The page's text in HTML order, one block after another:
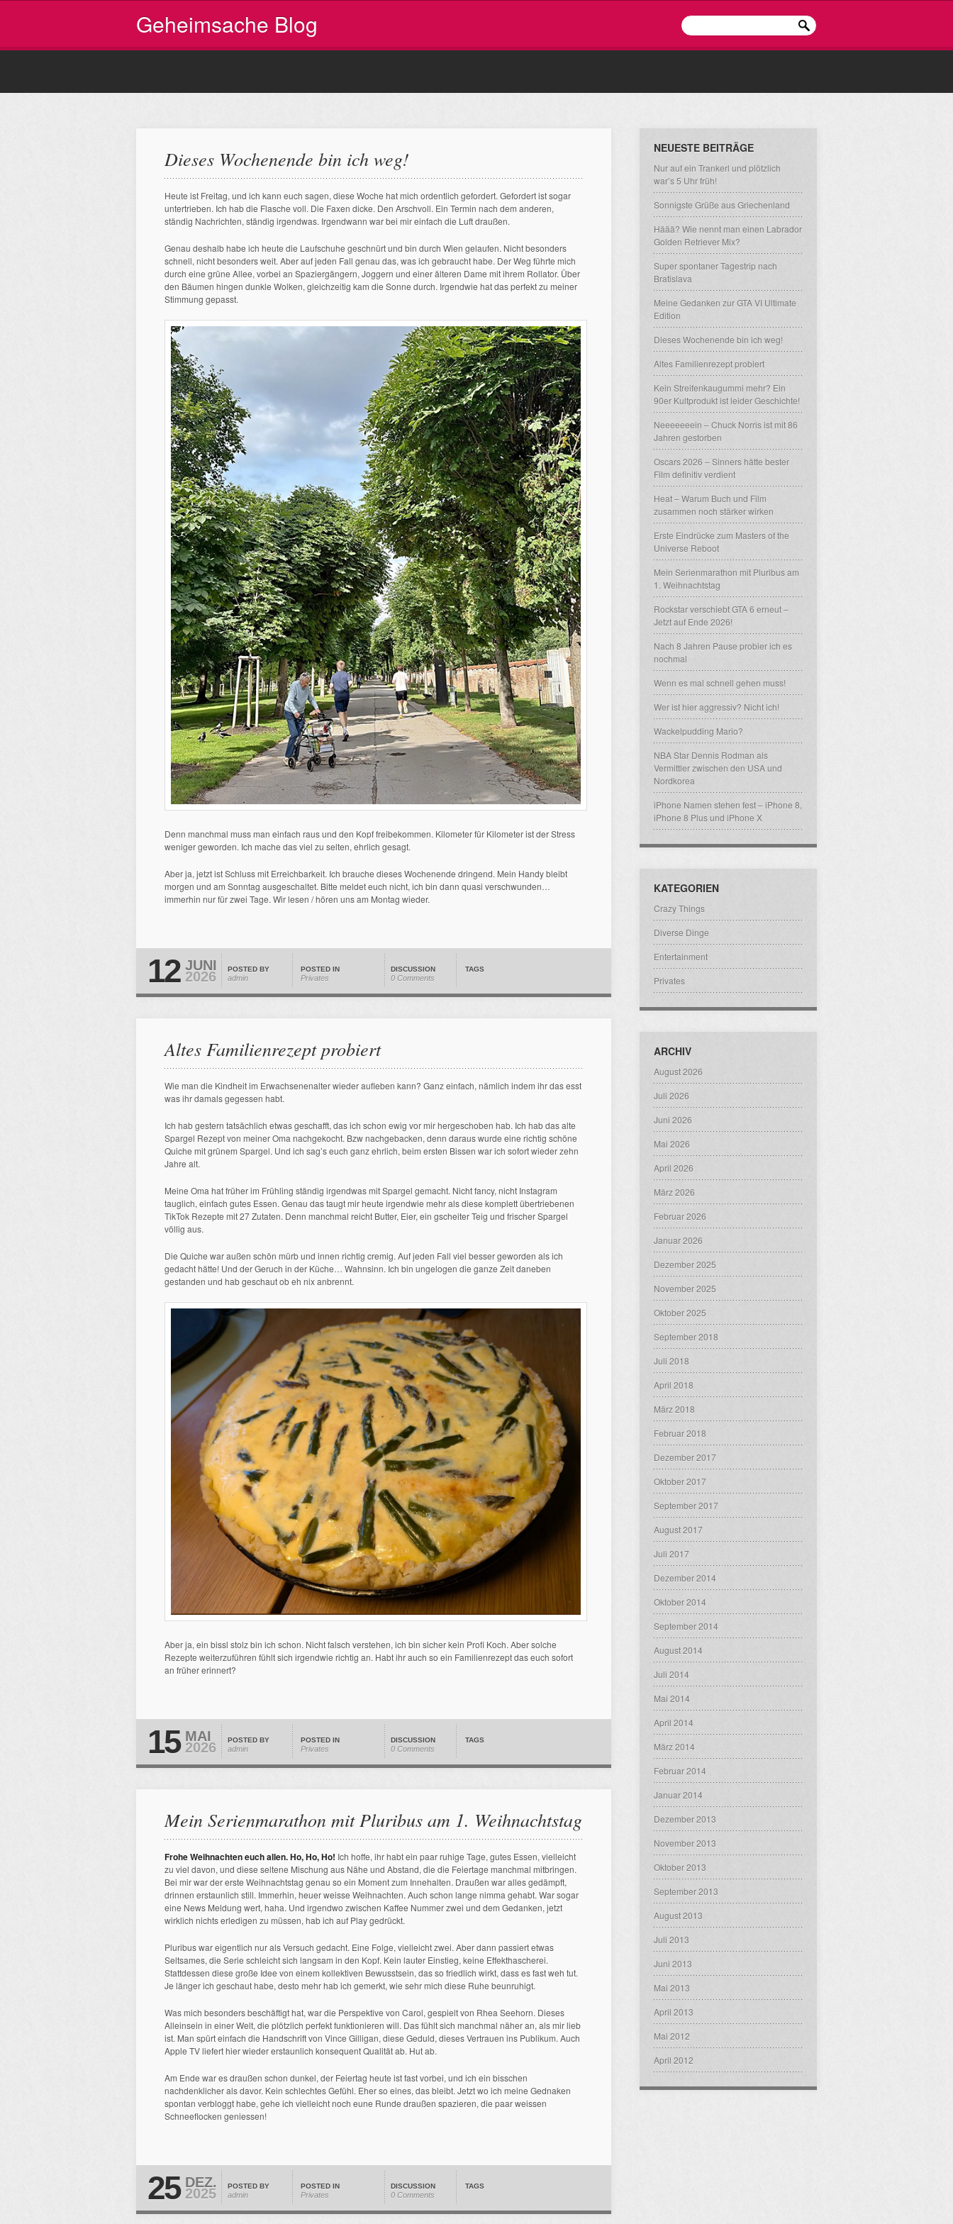
Geheimsache Blog
Dieses Wochenende bin ich weg!
Heute ist Freitag, und ich kann euch sagen, diese Woche hat mich ordentlich gefordert. Gefordert ist sogar
untertrieben. Ich hab die Flasche voll. Die Faxen dicke. Den Arschvoll. Ein Termin nach dem anderen,
ständig Nachrichten, ständig irgendwas. Irgendwann war bei mir einfach die Luft draußen.
Genau deshalb habe ich heute die Laufschuhe geschnürt und bin durch Wien gelaufen. Nicht besonders
schnell, nicht besonders weit. Aber auf jeden Fall genau das, was ich gebraucht habe. Der Weg führte mich
durch eine grüne Allee, vorbei an Spaziergängern, Joggern und einer älteren Dame mit ihrem Rollator. Über
den Bäumen hingen dunkle Wolken, gleichzeitig kam die Sonne durch. Irgendwie hat das perfekt zu meiner
Stimmung gepasst.
Denn manchmal muss man einfach raus und den Kopf freibekommen. Kilometer für Kilometer ist der Stress
weniger geworden. Ich mache das viel zu selten, ehrlich gesagt.
Aber ja, jetzt ist Schluss mit Erreichbarkeit. Ich brauche dieses Wochenende dringend. Mein Handy bleibt
morgen und am Sonntag ausgeschaltet. Bitte meldet euch nicht, ich bin dann quasi verschwunden…
immerhin nur für zwei Tage. Wir lesen / hören uns am Montag wieder.
12 JUNI
2026 POSTED BY
admin
POSTED IN
Privates
DISCUSSION
0 Comments
TAGS
Altes Familienrezept probiert
Wie man die Kindheit im Erwachsenenalter wieder aufleben kann? Ganz einfach, nämlich indem ihr das esst
was ihr damals gegessen habt.
Ich hab gestern tatsächlich etwas geschafft, das ich schon ewig vor mir hergeschoben hab. Ich hab das alte
Spargel Rezept von meiner Oma nachgekocht. Bzw nachgebacken, denn daraus wurde eine richtig schöne
Quiche mit grünem Spargel. Und ich sag’s euch ganz ehrlich, beim ersten Bissen war ich sofort wieder zehn
Jahre alt.
Meine Oma hat früher im Frühling ständig irgendwas mit Spargel gemacht. Nicht fancy, nicht Instagram
tauglich, einfach gutes Essen. Genau das taugt mir heute irgendwie mehr als diese komplett übertriebenen
TikTok Rezepte mit 27 Zutaten. Denn manchmal reicht Butter, Eier, ein gscheiter Teig und frischer Spargel
völlig aus.
Die Quiche war außen schön mürb und innen richtig cremig. Auf jeden Fall viel besser geworden als ich
gedacht hätte! Und der Geruch in der Küche… Wahnsinn. Ich bin ungelogen die ganze Zeit daneben
gestanden und hab geschaut ob eh nix anbrennt.
Aber ja, ein bissl stolz bin ich schon. Nicht falsch verstehen, ich bin sicher kein Profi Koch. Aber solche
Rezepte weiterzuführen fühlt sich irgendwie richtig an. Habt ihr auch so ein Familienrezept das euch sofort
an früher erinnert?
15 MAI
2026 POSTED BY
admin
POSTED IN
Privates
DISCUSSION
0 Comments
TAGS
Mein Serienmarathon mit Pluribus am 1. Weihnachtstag
Frohe Weihnachten euch allen. Ho, Ho, Ho! Ich hoffe, ihr habt ein paar ruhige Tage, gutes Essen, vielleicht
zu viel davon, und diese seltene Mischung aus Nähe und Abstand, die die Feiertage manchmal mitbringen.
Bei mir war der erste Weihnachtstag genau so ein Moment zum Innehalten. Draußen war alles gedämpft,
drinnen erstaunlich still. Immerhin, heuer weisse Weihnachten. Auch schon lange nimma gehabt. War sogar
eine News Meldung wert, haha. Und irgendwo zwischen Kaffee Nummer zwei und dem Gedanken, jetzt
wirklich nichts erledigen zu müssen, hab ich auf Play gedrückt.
Pluribus war eigentlich nur als Versuch gedacht. Eine Folge, vielleicht zwei. Aber dann passiert etwas
Seltsames, die Serie schleicht sich langsam in den Kopf. Kein lauter Einstieg, keine Effekthascherei.
Stattdessen diese große Idee von einem kollektiven Bewusstsein, das so friedlich wirkt, dass es fast weh tut.
Je länger ich geschaut habe, desto mehr hab ich gemerkt, wie sehr mich diese Ruhe beunruhigt.
Was mich besonders beschäftigt hat, war die Perspektive von Carol, gespielt von Rhea Seehorn. Dieses
Alleinsein in einer Welt, die plötzlich perfekt funktionieren will. Das fühlt sich manchmal näher an, als mir lieb
ist. Man spürt einfach die Handschrift von Vince Gilligan, diese Geduld, dieses Vertrauen ins Publikum. Auch
Apple TV liefert hier wieder erstaunlich konsequent Qualität ab. Hut ab.
Am Ende war es draußen schon dunkel, der Feiertag heute ist fast vorbei, und ich ein bisschen
nachdenklicher als davor. Kein schlechtes Gefühl. Eher so eines, das bleibt. Jetzt wo ich meine Gednaken
spontan verbloggt habe, gehe ich vielleicht noch eune Runde draußen spazieren, die paar weissen
Schneeflocken geniessen!
25 DEZ.
2025 POSTED BY
admin
POSTED IN
Privates
DISCUSSION
0 Comments
TAGS
NEUESTE BEITRÄGE
Nur auf ein Trankerl und plötzlich
war’s 5 Uhr früh!
Sonnigste Grüße aus Griechenland
Häää? Wie nennt man einen Labrador
Golden Retriever Mix?
Super spontaner Tagestrip nach
Bratislava
Meine Gedanken zur GTA VI Ultimate
Edition
Dieses Wochenende bin ich weg!
Altes Familienrezept probiert
Kein Streifenkaugummi mehr? Ein
90er Kultprodukt ist leider Geschichte!
Neeeeeeein – Chuck Norris ist mit 86
Jahren gestorben
Oscars 2026 – Sinners hätte bester
Film definitiv verdient
Heat – Warum Buch und Film
zusammen noch stärker wirken
Erste Eindrücke zum Masters of the
Universe Reboot
Mein Serienmarathon mit Pluribus am
1. Weihnachtstag
Rockstar verschiebt GTA 6 erneut –
Jetzt auf Ende 2026!
Nach 8 Jahren Pause probier ich es
nochmal
Wenn es mal schnell gehen muss!
Wer ist hier aggressiv? Nicht ich!
Wackelpudding Mario?
NBA Star Dennis Rodman als
Vermittler zwischen den USA und
Nordkorea
iPhone Namen stehen fest – iPhone 8,
iPhone 8 Plus und iPhone X
KATEGORIEN
Crazy Things
Diverse Dinge
Entertainment
Privates
ARCHIV
August 2026
Juli 2026
Juni 2026
Mai 2026
April 2026
März 2026
Februar 2026
Januar 2026
Dezember 2025
November 2025
Oktober 2025
September 2018
Juli 2018
April 2018
März 2018
Februar 2018
Dezember 2017
Oktober 2017
September 2017
August 2017
Juli 2017
Dezember 2014
Oktober 2014
September 2014
August 2014
Juli 2014
Mai 2014
April 2014
März 2014
Februar 2014
Januar 2014
Dezember 2013
November 2013
Oktober 2013
September 2013
August 2013
Juli 2013
Juni 2013
Mai 2013
April 2013
Mai 2012
April 2012